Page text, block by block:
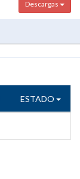
Descargas
ESTADO